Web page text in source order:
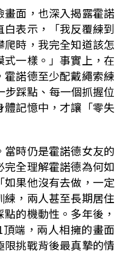
畫面，也深入揭露霍諾
表示，「我反覆練到
時，我完全知道該怎
一樣。」事實上，在
諾德至少配戴繩索練
步踩點、每一個抓握位
記憶中，才讓「零失
時仍是霍諾德女友的
全理解霍諾德為何如
果他沒有去做，一定
，兩人甚至長期居住
的機動性。多年後，
頂端，兩人相擁的畫面
挑戰背後最真摯的情